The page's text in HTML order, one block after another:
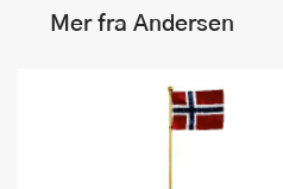
Mer fra Andersen